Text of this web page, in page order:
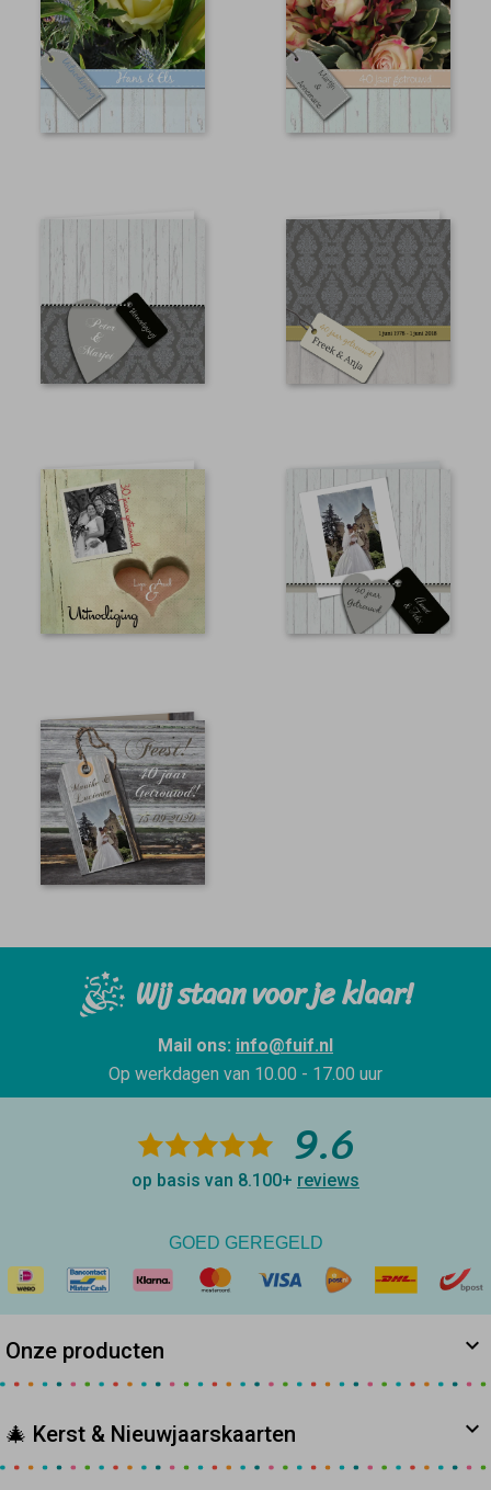
Wij staan voor je klaar!
Mail ons: info@fuif.nl
Op werkdagen van 10.00 - 17.00 uur
9.6
op basis van 8.100+ reviews
GOED GEREGELD
Onze producten
🎄 Kerst & Nieuwjaarskaarten